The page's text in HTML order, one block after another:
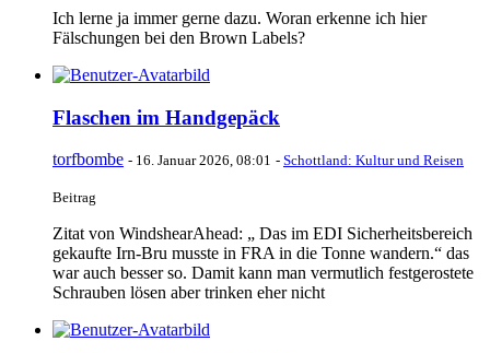
Ich lerne ja immer gerne dazu. Woran erkenne ich hier
Fälschungen bei den Brown Labels?
Flaschen im Handgepäck
torfbombe - 16. Januar 2026, 08:01 - Schottland: Kultur und Reisen
Beitrag
Zitat von WindshearAhead: „ Das im EDI Sicherheitsbereich
gekaufte Irn-Bru musste in FRA in die Tonne wandern.“ das
war auch besser so. Damit kann man vermutlich festgerostete
Schrauben lösen aber trinken eher nicht